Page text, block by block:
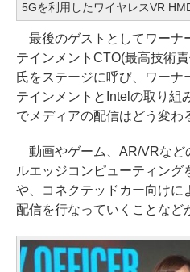
5Gを利用したワイヤレスVR
最後のゲストとしてワーナ
テインメントCTO(最高技術
氏をステージに呼び、ワーナ
テインメントとIntelの取り組
でメディアの配信はどう変わ
動画やゲーム、AR/VRなど
ルエッジコンピューティング
や、コネクテッドカー向けに
配信を行なっていくことなど